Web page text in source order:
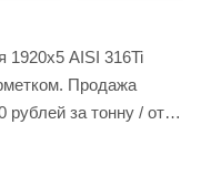
1920х5 AISI 316Ti
Продажа
за тонну / от